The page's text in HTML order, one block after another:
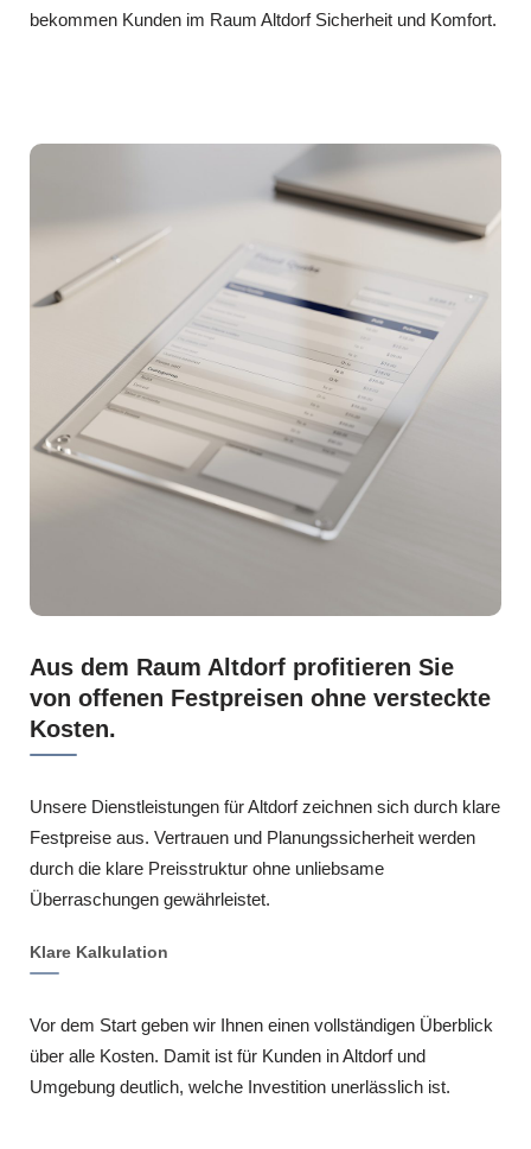
bekommen Kunden im Raum Altdorf Sicherheit und Komfort.
Aus dem Raum Altdorf profitieren Sie
von offenen Festpreisen ohne versteckte
Kosten.
Unsere Dienstleistungen für Altdorf zeichnen sich durch klare
Festpreise aus. Vertrauen und Planungssicherheit werden
durch die klare Preisstruktur ohne unliebsame
Überraschungen gewährleistet.
Klare Kalkulation
Vor dem Start geben wir Ihnen einen vollständigen Überblick
über alle Kosten. Damit ist für Kunden in Altdorf und
Umgebung deutlich, welche Investition unerlässlich ist.